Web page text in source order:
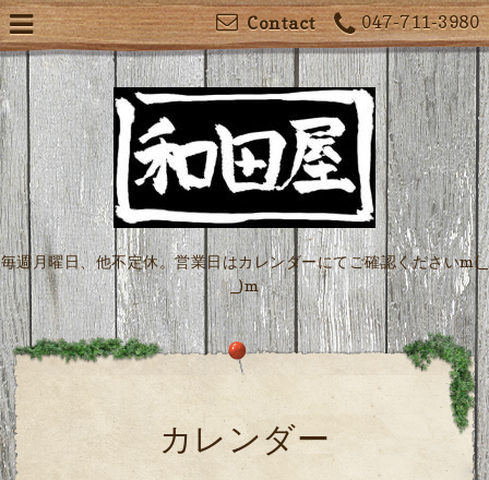
047-711-3980
Contact
毎週月曜日、他不定休。営業日はカレンダーにてご確認くださいm(_
_)m
カレンダー